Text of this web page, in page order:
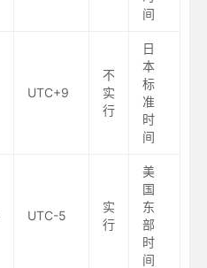
间
UTC+9
不
实
行
日
本
标
准
时
间
UTC-5
实
行
美
国
东
部
时
间